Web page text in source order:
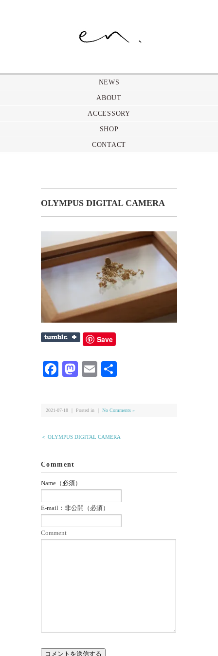
NEWS
ABOUT
ACCESSORY
SHOP
CONTACT
OLYMPUS DIGITAL CAMERA
Save
Facebook
Mastodon
Email
2021-07-18 ｜ Posted in ｜ No Comments »
＜ OLYMPUS DIGITAL CAMERA
Comment
Name（必須）
E-mail：非公開（必須）
Comment